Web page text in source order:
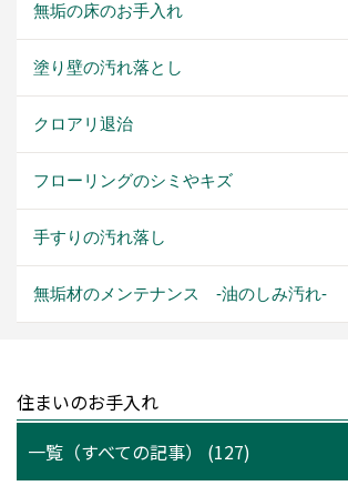
無垢の床のお手入れ
塗り壁の汚れ落とし
クロアリ退治
フローリングのシミやキズ
手すりの汚れ落し
無垢材のメンテナンス -油のしみ汚れ-
住まいのお手入れ
一覧（すべての記事） (127)